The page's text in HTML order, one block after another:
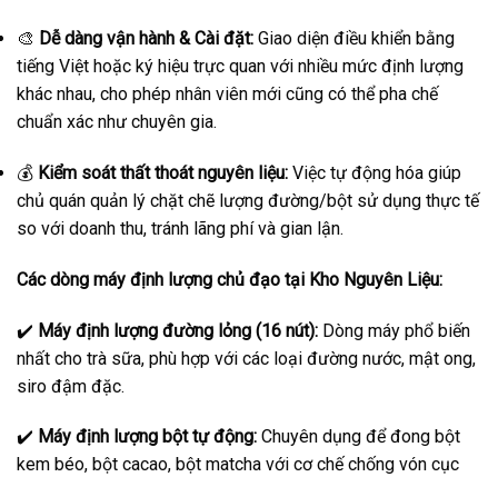
🎨 Dễ dàng vận hành & Cài đặt: Giao diện điều khiển bằng
tiếng Việt hoặc ký hiệu trực quan với nhiều mức định lượng
khác nhau, cho phép nhân viên mới cũng có thể pha chế
chuẩn xác như chuyên gia.
💰 Kiểm soát thất thoát nguyên liệu: Việc tự động hóa giúp
chủ quán quản lý chặt chẽ lượng đường/bột sử dụng thực tế
so với doanh thu, tránh lãng phí và gian lận.
Các dòng máy định lượng chủ đạo tại Kho Nguyên Liệu:
✔️ Máy định lượng đường lỏng (16 nút): Dòng máy phổ biến
nhất cho trà sữa, phù hợp với các loại đường nước, mật ong,
siro đậm đặc.
✔️ Máy định lượng bột tự động: Chuyên dụng để đong bột
kem béo, bột cacao, bột matcha với cơ chế chống vón cục